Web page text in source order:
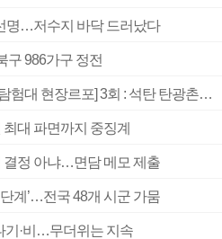
명…저수지 바닥 드러났다
구 986가구 정전
[2026 부산청소년극지체험탐험대 현장르포] 3회 : 석탄 탄광촌에서 북극 연구의 중심지로
최대 파면까지 중징계
결정 아냐…면담 메모 제출
단계’…전국 48개 시군 가뭄
기·비…무더위는 지속